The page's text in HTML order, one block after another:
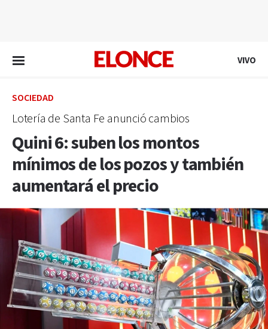
VIVO
SOCIEDAD
Lotería de Santa Fe anunció cambios
Quini 6: suben los montos
mínimos de los pozos y también
aumentará el precio